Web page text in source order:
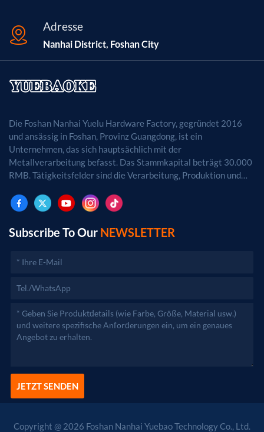
Adresse
Nanhai District, Foshan City
Die Foshan Nanhai Yuelu Hardware Factory, gegründet 2016
und ansässig in Foshan, Provinz Guangdong, ist ein
Unternehmen, das sich hauptsächlich mit der
Metallverarbeitung befasst. Das Stammkapital beträgt 30.000
RMB. Tätigkeitsfelder sind die Verarbeitung, Produktion und
genehmigungspflichtigen Projekten dürfen die
Geschäftstätigkeiten erst nach Genehmigung durch die
zuständigen Behörden aufgenommen werden.)
Subscribe To Our NEWSLETTER
JETZT SENDEN
Copyright @ 2026 Foshan Nanhai Yuebao Technology Co., Ltd.